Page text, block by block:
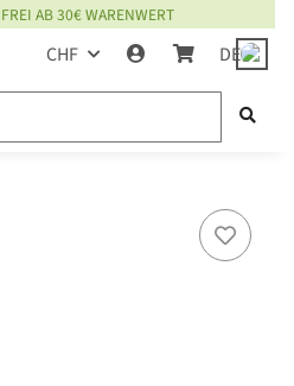
AB 30€ WARENWERT
CHF DE